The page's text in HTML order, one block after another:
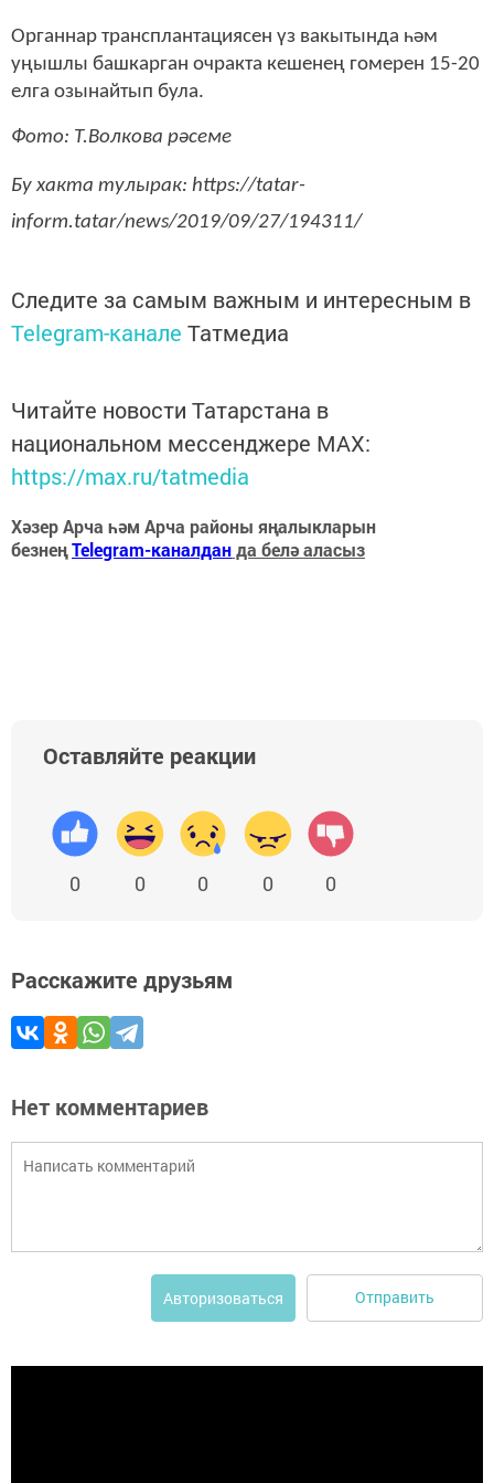
Органнар трансплантациясен үз вакытында һәм
уңышлы башкарган очракта кешенең гомерен 15-20
елга озынайтып була.
Фото: Т.Волкова рәсеме
Бу хакта тулырак: https://tatar-
inform.tatar/news/2019/09/27/194311/
Следите за самым важным и интересным в
Telegram-канале Татмедиа
Читайте новости Татарстана в
национальном мессенджере MАХ:
https://max.ru/tatmedia
Хәзер Арча һәм Арча районы яңалыкларын
безнеңTelegram-каналданда белә аласыз
Оставляйте реакции
0 0 0 0 0
Расскажите друзьям
Нет комментариев
Авторизоваться Отправить